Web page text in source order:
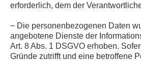
erforderlich, dem der
− Die personenbezogenen Daten
angebotene Dienste der
Art. 8 Abs. 1 DSGVO erhoben.
Gründe zutrifft und eine betroffene